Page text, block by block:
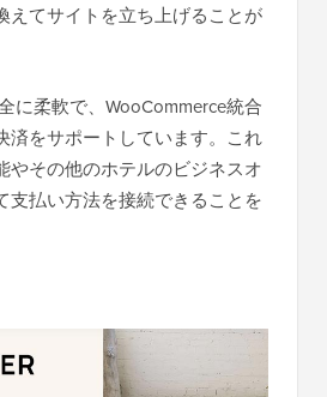
えてサイトを立ち上げることが
に柔軟で、WooCommerce統合
済をサポートしています。これ
やその他のホテルのビジネスオ
支払い方法を接続できることを